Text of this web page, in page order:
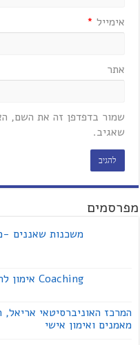
אימייל *
אתר
שמור בדפדפן זה את השם,
שאגיב.
מפרסמים
משכנות שאננים -
Coaching אימון לחיים
המרכז האוניברסיטאי
מאמנים ואימון אישי